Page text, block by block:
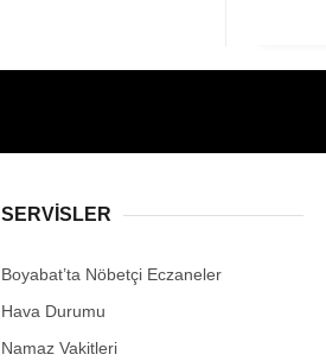
SERVISLER
Boyabat’ta Nöbetçi Eczaneler
Hava Durumu
Namaz Vakitleri